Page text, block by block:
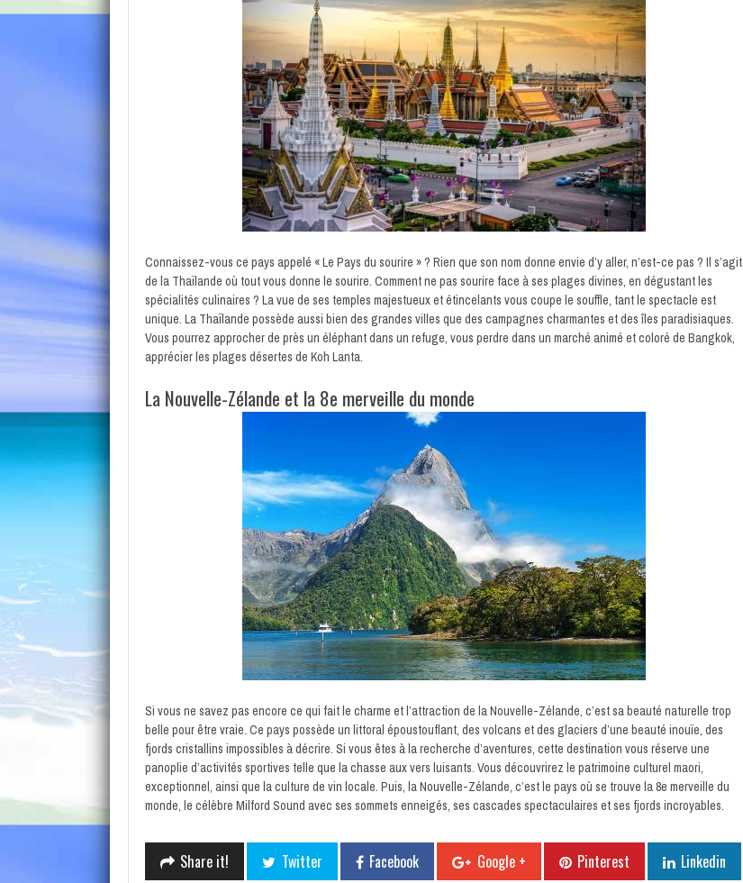
Connaissez-vous ce pays appelé « Le Pays du sourire » ? Rien que son nom donne envie d’y aller, n’est-ce pas ? Il s’agit
de la Thaïlande où tout vous donne le sourire. Comment ne pas sourire face à ses plages divines, en dégustant les
spécialités culinaires ? La vue de ses temples majestueux et étincelants vous coupe le souffle, tant le spectacle est
unique. La Thaïlande possède aussi bien des grandes villes que des campagnes charmantes et des îles paradisiaques.
Vous pourrez approcher de près un éléphant dans un refuge, vous perdre dans un marché animé et coloré de Bangkok,
apprécier les plages désertes de Koh Lanta.
La Nouvelle-Zélande et la 8e merveille du monde
Si vous ne savez pas encore ce qui fait le charme et l’attraction de la Nouvelle-Zélande, c’est sa beauté naturelle trop
belle pour être vraie. Ce pays possède un littoral époustouflant, des volcans et des glaciers d’une beauté inouïe, des
fjords cristallins impossibles à décrire. Si vous êtes à la recherche d’aventures, cette destination vous réserve une
panoplie d’activités sportives telle que la chasse aux vers luisants. Vous découvrirez le patrimoine culturel maori,
exceptionnel, ainsi que la culture de vin locale. Puis, la Nouvelle-Zélande, c’est le pays où se trouve la 8e merveille du
monde, le célèbre Milford Sound avec ses sommets enneigés, ses cascades spectaculaires et ses fjords incroyables.
Share it! Twitter Facebook Google + Pinterest Linkedin